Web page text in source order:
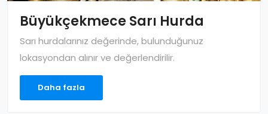
Büyükçekmece Sarı Hurda
Sarı hurdalarınız değerinde, bulunduğunuz
lokasyondan alınır ve değerlendirilir.
Daha fazla